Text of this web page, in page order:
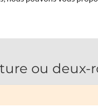
ou deux-